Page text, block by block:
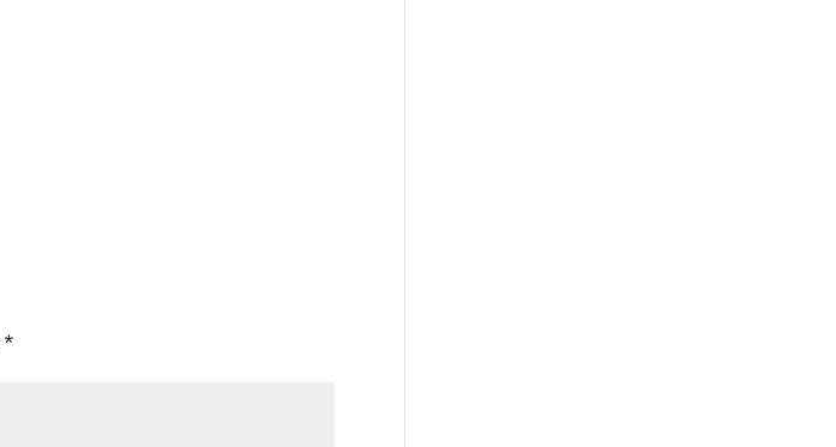
*